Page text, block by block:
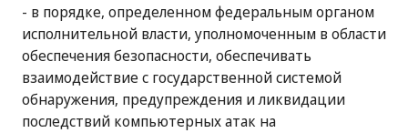
- в порядке, определенном федеральным органом
исполнительной власти, уполномоченным в области
обеспечения безопасности, обеспечивать
взаимодействие с государственной системой
обнаружения, предупреждения и ликвидации
последствий компьютерных атак на